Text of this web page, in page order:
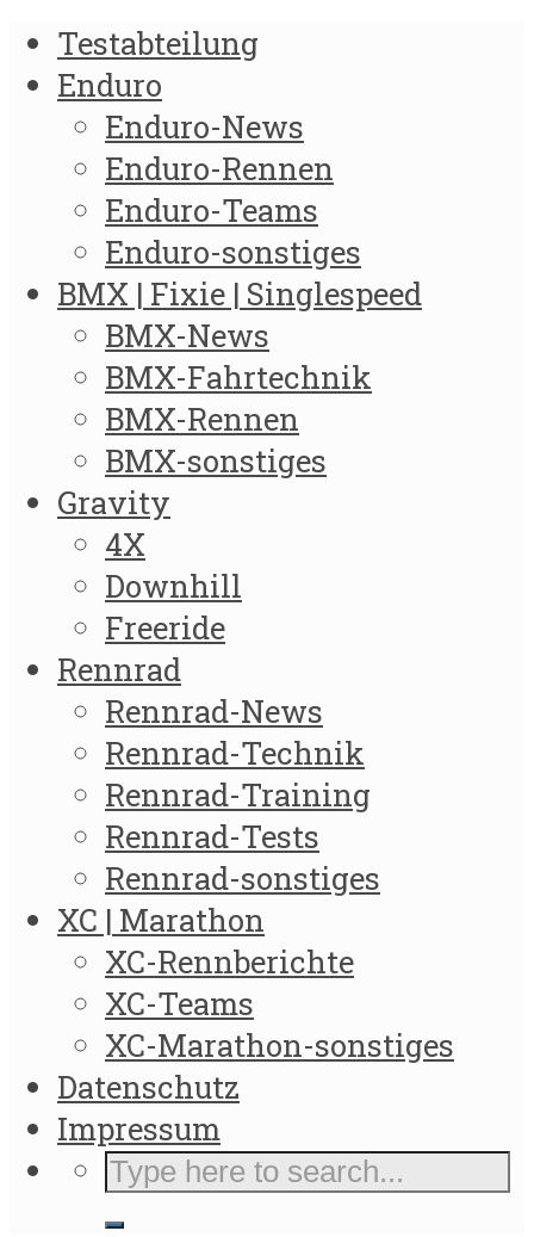
Testabteilung
Enduro
Enduro-News
Enduro-Rennen
Enduro-Teams
Enduro-sonstiges
BMX | Fixie | Singlespeed
BMX-News
BMX-Fahrtechnik
BMX-Rennen
BMX-sonstiges
Gravity
4X
Downhill
Freeride
Rennrad
Rennrad-News
Rennrad-Technik
Rennrad-Training
Rennrad-Tests
Rennrad-sonstiges
XC | Marathon
XC-Rennberichte
XC-Teams
XC-Marathon-sonstiges
Datenschutz
Impressum